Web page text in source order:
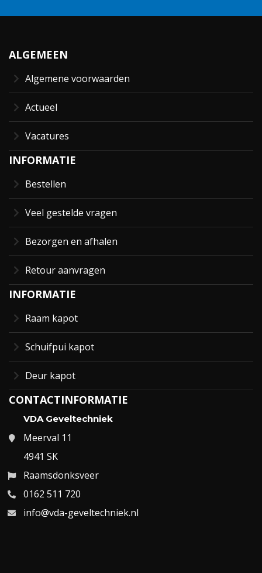
ALGEMEEN
Algemene voorwaarden
Actueel
Vacatures
INFORMATIE
Bestellen
Veel gestelde vragen
Bezorgen en afhalen
Retour aanvragen
INFORMATIE
Raam kapot
Schuifpui kapot
Deur kapot
CONTACTINFORMATIE
VDA Geveltechniek
Meerval 11
4941 SK
Raamsdonksveer
0162 511 720
info@vda-geveltechniek.nl